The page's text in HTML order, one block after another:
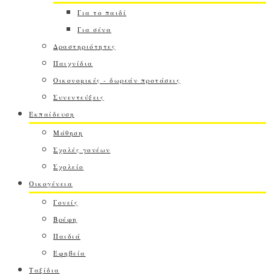
Για το παιδί
Για σένα
Δραστηριότητες
Παιχνίδια
Οικονομικές - δωρεάν προτάσεις
Συνεντεύξεις
Εκπαίδευση
Μάθηση
Σχολές γονέων
Σχολείο
Οικογένεια
Γονείς
Βρέφη
Παιδιά
Εφηβεία
Ταξίδια